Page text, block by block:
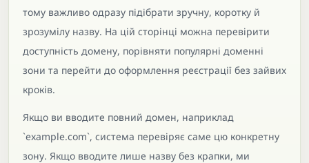
тому важливо одразу підібрати зручну, коротку й
зрозумілу назву. На цій сторінці можна перевірити
доступність домену, порівняти популярні доменні
зони та перейти до оформлення реєстрації без зайвих
кроків.
Якщо ви вводите повний домен, наприклад
`example.com`, система перевіряє саме цю конкретну
зону. Якщо вводите лише назву без крапки, ми